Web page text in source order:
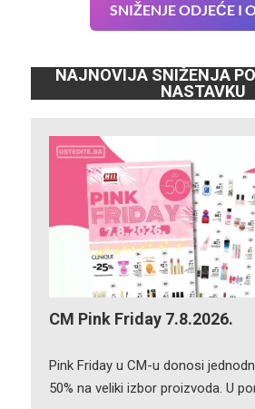
SNIŽENJE ODJEĆE I
NAJNOVIJA SNIŽENJA
NASTAVKU
CM Pink Friday 7.8.2026.
Pink Friday u CM-u donosi
50% na veliki izbor proizvoda. U